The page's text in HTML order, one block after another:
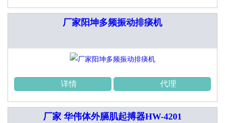
厂家阳坤多频振动排痰机
详情 代理
厂家 华伟体外膈肌起搏器HW-4201